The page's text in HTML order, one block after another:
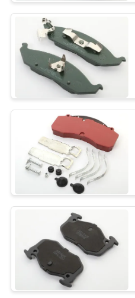
NOUS
VISITE
D'USINE
CONTRÔLE
QUALITÉ
CONTACTEZ-
NOUS
DEMANDEZ
UNE
CITATION
Doublure
pain de
Petit pain
doublure
Matériel